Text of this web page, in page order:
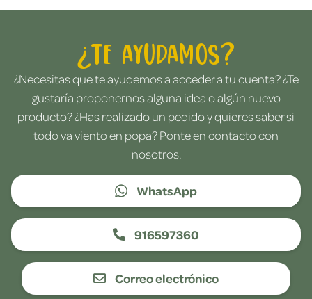
¿Te ayudamos?
¿Necesitas que te ayudemos a acceder a tu cuenta? ¿Te
gustaría proponernos alguna idea o algún nuevo
producto? ¿Has realizado un pedido y quieres saber si
todo va viento en popa? Ponte en contacto con
nosotros.
WhatsApp
916597360
Correo electrónico